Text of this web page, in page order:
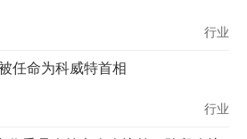
行业
任命为科威特首相
行业